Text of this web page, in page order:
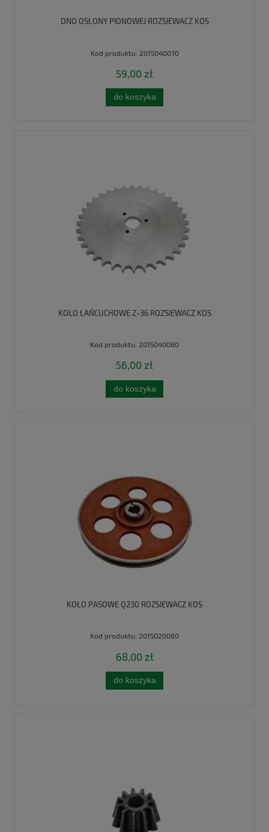
DNO OSŁONY PIONOWEJ ROZSIEWACZ KOS
Kod produktu: 2015040070
59,00 zł
do koszyka
KOŁO ŁAŃCUCHOWE Z-36 ROZSIEWACZ KOS
Kod produktu: 2015040080
56,00 zł
do koszyka
KOŁO PASOWE Q230 ROZSIEWACZ KOS
Kod produktu: 2015020060
68,00 zł
do koszyka